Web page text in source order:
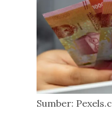
Sumber: